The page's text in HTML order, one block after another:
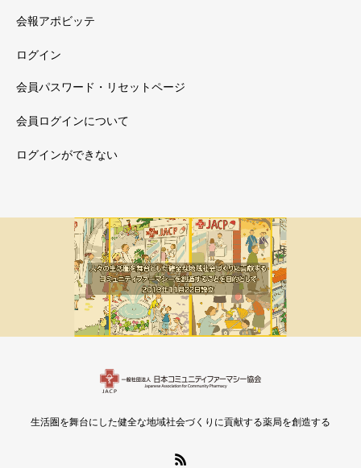
会報アポビッテ
ログイン
会員パスワード・リセットページ
会員ログインについて
ログインができない
会員限定
生活圏を舞台にした健全な地域社会づくりに貢献する薬局を創造する